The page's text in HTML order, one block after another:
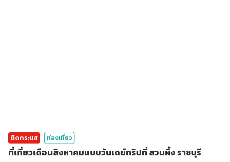
ติดกระแส ท่องเที่ยว
ที่เที่ยวเดือนสิงหาคมแบบวันเดย์ทริปที่ สวนผึ้ง ราชบุรี